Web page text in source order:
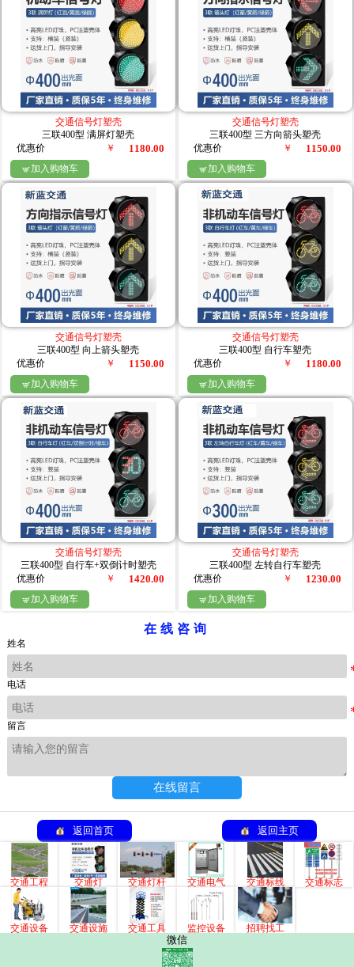
交通信号灯塑壳
三联400型 满屏灯塑壳
优惠价
￥ 1180.00
加入购物车
交通信号灯塑壳
三联400型 三方向箭头塑壳
优惠价
￥ 1150.00
加入购物车
交通信号灯塑壳
三联400型 向上箭头塑壳
优惠价
￥ 1150.00
加入购物车
交通信号灯塑壳
三联400型 自行车塑壳
优惠价
￥ 1180.00
加入购物车
交通信号灯塑壳
三联400型 自行车+双倒计时塑壳
优惠价
￥ 1420.00
加入购物车
交通信号灯塑壳
三联400型 左转自行车塑壳
优惠价
￥ 1230.00
加入购物车
在线咨询
姓名
电话
留言
在线留言
返回首页 返回主页
交通工程 交通灯 交通灯杆 交通电气 交通标线 交通标志
交通设备 交通设施 交通工具 监控设备 招聘找工
微信